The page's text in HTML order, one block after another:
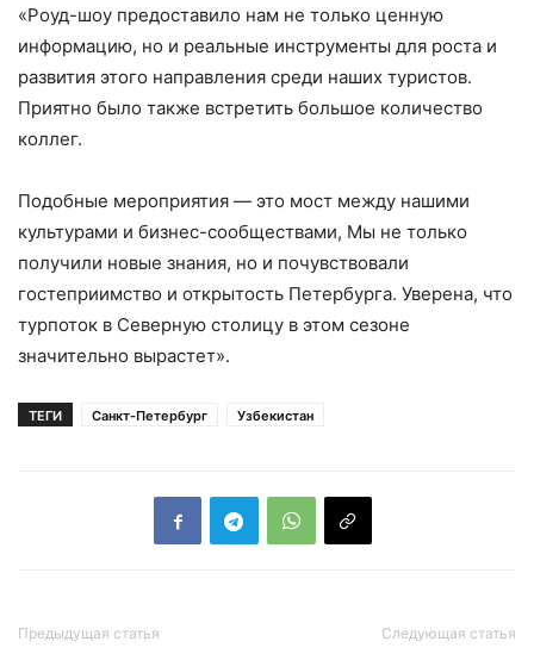
«Роуд-шоу предоставило нам не только ценную
информацию, но и реальные инструменты для роста и
развития этого направления среди наших туристов.
Приятно было также встретить большое количество
коллег.
Подобные мероприятия — это мост между нашими
культурами и бизнес-сообществами, Мы не только
получили новые знания, но и почувствовали
гостеприимство и открытость Петербурга. Уверена, что
турпоток в Северную столицу в этом сезоне
значительно вырастет».
ТЕГИ Санкт-Петербург Узбекистан
Предыдущая статья Следующая статья